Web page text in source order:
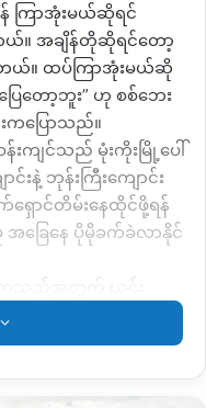
ကြာအုံးမယ်ဆိုရင်
။ အချိန်တိုဆိုရင်တော့
ယ်။ ထပ်ကြာအုံးမယ်ဆို
ေတော့ဘူး” ဟု စစ်ဘေး
ကပြောသည်။
းကျင်သည် မုံးကိုးမြို့ပေါ်
င်းနဲ့ ဘုန်းကြီးကျောင်း
ရှောင်တိမ်းနေထိုင်ဖို့ရန်
အခြေနေ ပိုမိုခက်ခဲလာနိုင်
းပွဲများ ၊မင်္ဂလာဆောင်၊
ရန် လိုအပ်လာသည့်အတွက်
ောင်စခန်းတာဝန်ခံများ